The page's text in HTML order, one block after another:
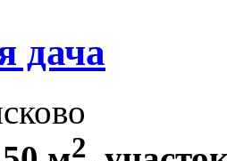
дача
2